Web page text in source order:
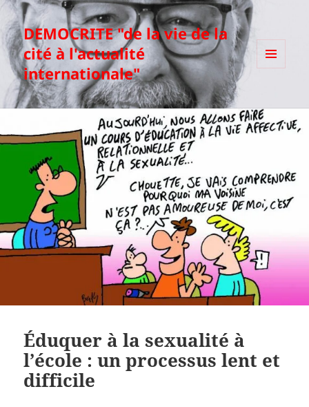
DEMOCRITE "de la vie de la
cité à l'actualité
internationale"
Éduquer à la sexualité à
l’école : un processus lent et
difficile